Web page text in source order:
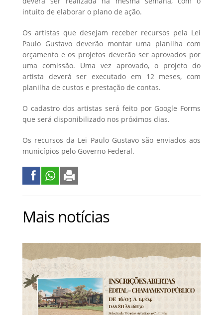
intuito de elaborar o plano de ação.
Os artistas que desejam receber recursos pela Lei
Paulo Gustavo deverão montar uma planilha com
orçamento e os projetos deverão ser aprovados por
uma comissão. Uma vez aprovado, o projeto do
artista deverá ser executado em 12 meses, com
planilha de custos e prestação de contas.
O cadastro dos artistas será feito por Google Forms
que será disponibilizado nos próximos dias.
Os recursos da Lei Paulo Gustavo são enviados aos
municípios pelo Governo Federal.
Mais notícias